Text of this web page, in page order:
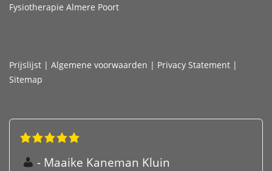
Fysiotherapie Almere Poort
Prijslijst | Algemene voorwaarden | Privacy Statement |
Sitemap
Maaike Kaneman Kluin